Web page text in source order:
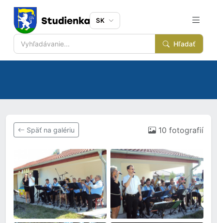
Hľadať
SK
Späť na galériu 10 fotografií